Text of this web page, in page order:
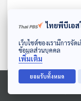
ดาวน์โหลด Thai PBS Podcast
Ⓒ 2020 องค์การกระจายเสียงและแ
เมื่อนมถั่
ไม่ถูกปาก
33
ของคาเ
จะเกิดอะ
ไทยพีบีเอ
เว็บไซต์ของเรามีการจั
ข้อมูลส่วนบุคคล
เพิ่มเติม
ยอมรับทั้งหมด